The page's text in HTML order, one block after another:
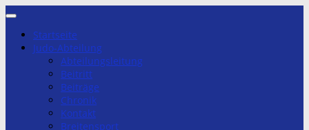
Zum
springenStartseite
Judo-Abteilung
Abteilungsleitung
Beitritt
Beiträge
Chronik
Kontakt
Breitensport